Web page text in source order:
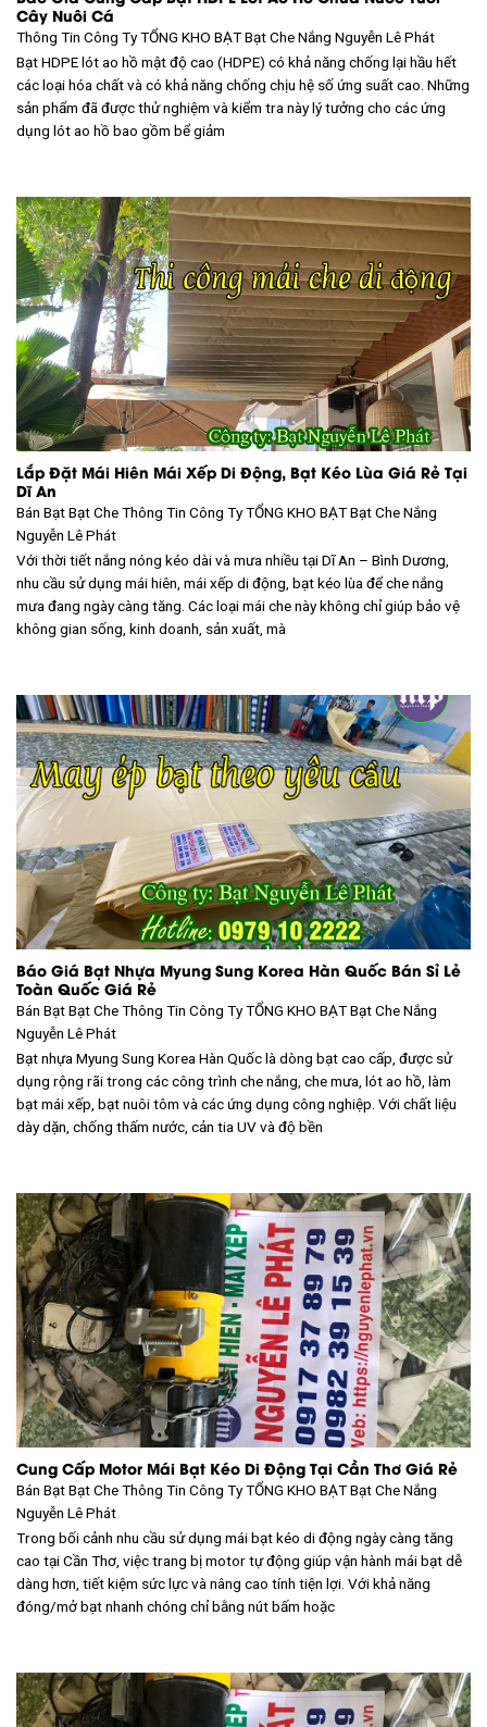
Cây Nuôi Cá
Thông Tin Công Ty TỔNG KHO BẠTBạt Che Nắng Nguyễn Lê Phát
Bạt HDPE lót ao hồ mật độ cao (HDPE) có khả năng chống lại hầu hết
các loại hóa chất và có khả năng chống chịu hệ số ứng suất cao. Những
sản phẩm đã được thử nghiệm và kiểm tra này lý tưởng cho các ứng
dụng lót ao hồ bao gồm bể giảm
Lắp Đặt Mái Hiên Mái Xếp Di Động, Bạt Kéo Lùa Giá Rẻ Tại
Dĩ An
Bán Bạt Bạt Che Thông Tin Công Ty TỔNG KHO BẠTBạt Che Nắng
Nguyễn Lê Phát
Với thời tiết nắng nóng kéo dài và mưa nhiều tại Dĩ An – Bình Dương,
nhu cầu sử dụng mái hiên, mái xếp di động, bạt kéo lùa để che nắng
mưa đang ngày càng tăng. Các loại mái che này không chỉ giúp bảo vệ
không gian sống, kinh doanh, sản xuất, mà
Báo Giá Bạt Nhựa Myung Sung Korea Hàn Quốc Bán Sỉ Lẻ
Toàn Quốc Giá Rẻ
Bán Bạt Bạt Che Thông Tin Công Ty TỔNG KHO BẠTBạt Che Nắng
Nguyễn Lê Phát
Bạt nhựa Myung Sung Korea Hàn Quốc là dòng bạt cao cấp, được sử
dụng rộng rãi trong các công trình che nắng, che mưa, lót ao hồ, làm
bạt mái xếp, bạt nuôi tôm và các ứng dụng công nghiệp. Với chất liệu
dày dặn, chống thấm nước, cản tia UV và độ bền
Cung Cấp Motor Mái Bạt Kéo Di Động Tại Cần Thơ Giá Rẻ
Bán Bạt Bạt Che Thông Tin Công Ty TỔNG KHO BẠTBạt Che Nắng
Nguyễn Lê Phát
Trong bối cảnh nhu cầu sử dụng mái bạt kéo di động ngày càng tăng
cao tại Cần Thơ, việc trang bị motor tự động giúp vận hành mái bạt dễ
dàng hơn, tiết kiệm sức lực và nâng cao tính tiện lợi. Với khả năng
đóng/mở bạt nhanh chóng chỉ bằng nút bấm hoặc